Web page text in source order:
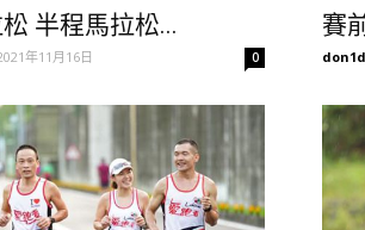
半程馬拉松...
年11月16日 0
賽